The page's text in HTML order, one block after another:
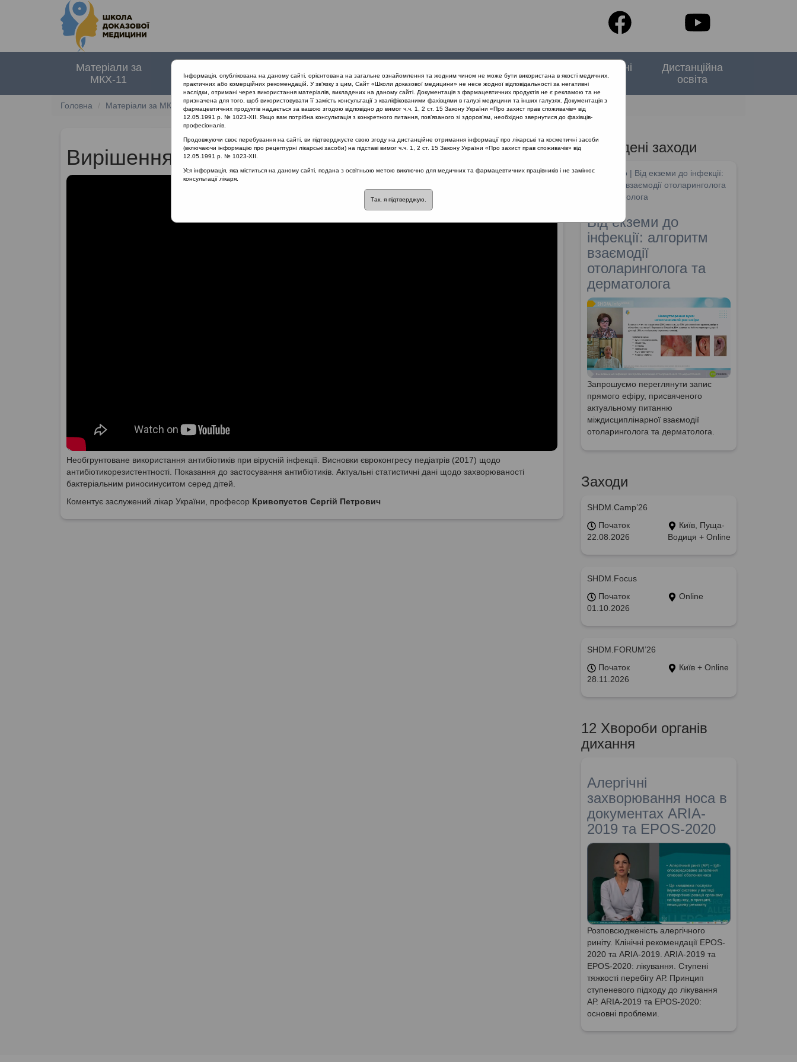
Матеріали за
МКХ-11
документи
заходи
проекту
Спеціальні
випуски
Дистанційна
освіта
Головна Матеріали за МКХ-11 12 Хвороби органів дихання Вирішення проблеми антибіотикорезистентності
Вирішення проблеми антибіотикорезистентності
Необгрунтоване використання антибіотиків при вірусній інфекції. Висновки євроконгресу педіатрів (2017) щодо
антибіотикорезистентності. Показання до застосування антибіотиків. Актуальні статистичні дані щодо захворюваності
бактеріальним риносинуситом серед дітей.
Коментує заслужений лікар України, професор Кривопустов Сергій Петрович
Проведені заходи
SHDM.info | Від екземи до інфекції:
алгоритм взаємодії отоларинголога
та дерматолога
Від екземи до
інфекції: алгоритм
взаємодії
отоларинголога та
дерматолога
Запрошуємо переглянути запис
прямого ефіру, присвяченого
актуальному питанню
міждисциплінарної взаємодії
отоларинголога та дерматолога.
Заходи
SHDM.Camp’26
Початок
22.08.2026
Київ, Пуща-
Водиця + Online
SHDM.Focus
Початок
01.10.2026
Online
SHDM.FORUM’26
Початок
28.11.2026
Київ + Online
12 Хвороби органів
дихання
Алергічні
захворювання носа в
документах ARIA-
2019 та EPOS-2020
Розповсюдженість алергічного
риніту. Клінічні рекомендації EPOS-
2020 та ARIA-2019. ARIA-2019 та
EPOS-2020: лікування. Ступені
тяжкості перебігу АР. Принцип
ступеневого підходу до лікування
АР. ARIA-2019 та EPOS-2020:
основні проблеми.
Інформація, опублікована на даному сайті, орієнтована на загальне ознайомлення та жодним чином не може бути використана в якості медичних,
практичних або комерційних рекомендацій. У зв’язку з цим, Сайт «Школи доказової медицини» не несе жодної відповідальності за негативні
наслідки, отримані через використання матеріалів, викладених на даному сайті. Документація з фармацевтичних продуктів не є рекламою та не
призначена для того, щоб використовувати її замість консультації з кваліфікованими фахівцями в галузі медицини та інших галузях. Документація з
фармацевтичних продуктів надається за вашою згодою відповідно до вимог ч.ч. 1, 2 ст. 15 Закону України «Про захист прав споживачів» від
12.05.1991 р. № 1023-XII. Якщо вам потрібна консультація з конкретного питання, пов’язаного зі здоров’ям, необхідно звернутися до фахівців-
професіоналів.
Продовжуючи своє перебування на сайті, ви підтверджуєте свою згоду на дистанційне отримання інформації про лікарські та косметичні засоби
(включаючи інформацію про рецептурні лікарські засоби) на підставі вимог ч.ч. 1, 2 ст. 15 Закону України «Про захист прав споживачів» від
12.05.1991 р. № 1023-XII.
Уся інформація, яка міститься на даному сайті, подана з освітньою метою виключно для медичних та фармацевтичних працівників і не замінює
консультації лікаря.
Так, я підтверджую.